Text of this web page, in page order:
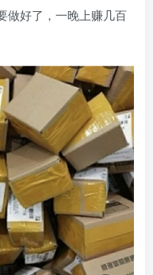
做好了，一晚上赚几百